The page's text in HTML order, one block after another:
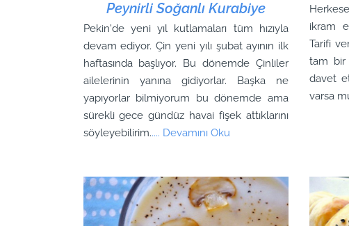
Peynirli Soğanlı Kurabiye
Pekin'de yeni yıl kutlamaları tüm hızıyla
devam ediyor. Çin yeni yılı şubat ayının ilk
haftasında başlıyor. Bu dönemde Çinliler
ailelerinin yanına gidiyorlar. Başka ne
yapıyorlar bilmiyorum bu dönemde ama
sürekli gece gündüz havai fişek attıklarını
söyleyebilirim..... Devamını Oku
ikram
Tarifi
tam bir
davet
varsa